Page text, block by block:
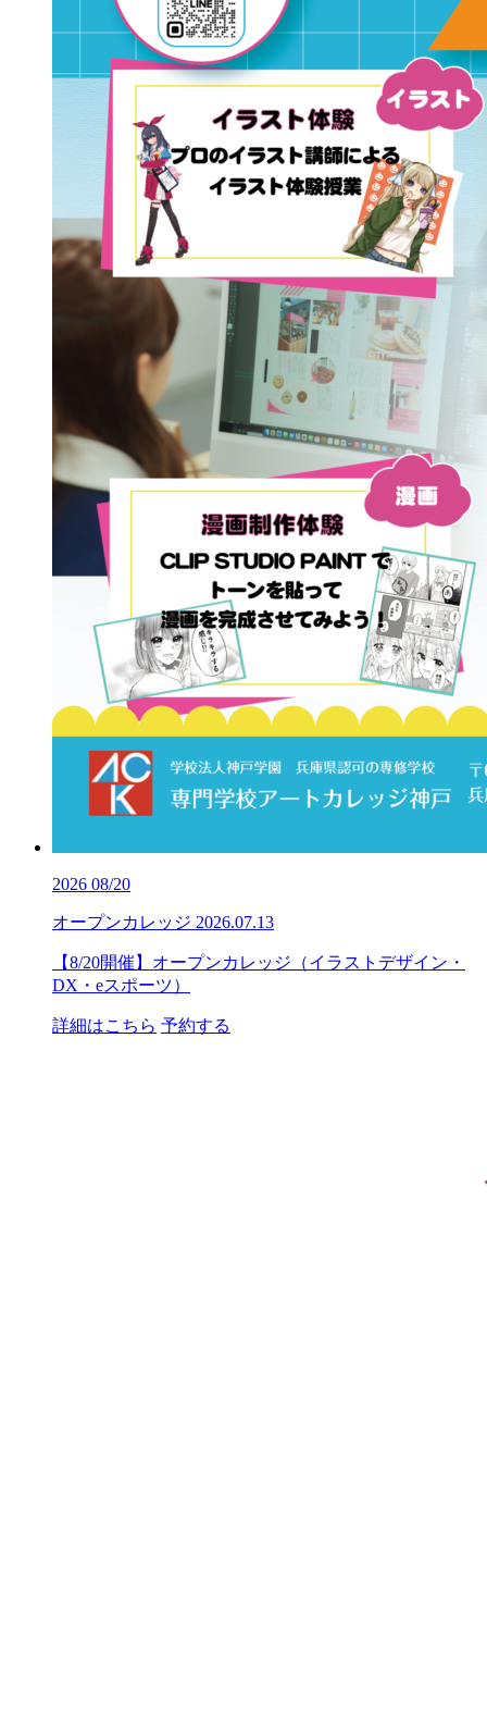
2026 08/20
オープンカレッジ 2026.07.13
【8/20開催】オープンカレッジ（イラストデザイン・
DX・eスポーツ）
詳細はこちら 予約する